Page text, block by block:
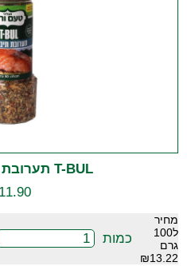
T-BUL תערובת תיבול לדגים
11.90
מחיר
ל100
גרם
₪13.22
כמות